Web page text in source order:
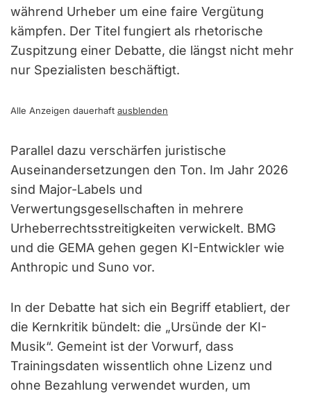
während Urheber um eine faire Vergütung
kämpfen. Der Titel fungiert als rhetorische
Zuspitzung einer Debatte, die längst nicht mehr
nur Spezialisten beschäftigt.
Alle Anzeigen dauerhaft ausblenden
Parallel dazu verschärfen juristische
Auseinandersetzungen den Ton. Im Jahr 2026
sind Major-Labels und
Verwertungsgesellschaften in mehrere
Urheberrechtsstreitigkeiten verwickelt. BMG
und die GEMA gehen gegen KI-Entwickler wie
Anthropic und Suno vor.
In der Debatte hat sich ein Begriff etabliert, der
die Kernkritik bündelt: die „Ursünde der KI-
Musik“. Gemeint ist der Vorwurf, dass
Trainingsdaten wissentlich ohne Lizenz und
ohne Bezahlung verwendet wurden, um